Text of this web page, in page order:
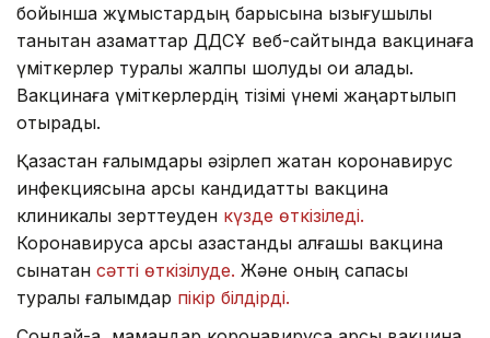
бойынша жұмыстардың барысына қызығушылық
танытқан азаматтар ДДСҰ веб-сайтында вакцинаға
үміткерлер туралы жалпы шолуды оқи алады.
Вакцинаға үміткерлердің тізімі үнемі жаңартылып
отырады.
Қазақстан ғалымдары әзірлеп жатқан коронавирус
инфекциясына қарсы кандидаттық вакцина
клиникалық зерттеуден күзде өткізіледі.
Коронавирусқа қарсы қазақстандық алғашқы вакцина
сынақтан сәтті өткізілуде. Және оның сапасы
туралы ғалымдар пікір білдірді.